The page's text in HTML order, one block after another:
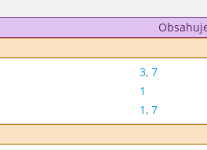
3, 7
1
1, 7